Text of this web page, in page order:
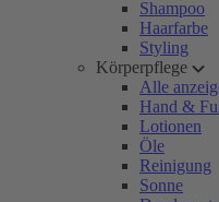
Shampoo
Haarfarbe
Styling
Körperpflege
Alle
Hand &
Lotionen
Öle
Reinigung
Sonne